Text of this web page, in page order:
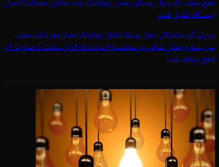
قطع موقت گاز چهار روستای بخش چهارتنگ ایذه به‌دلیل عملیات اتصال
ایستگاه تقلیل فشار
جریان گاز مشترکان چهار روستا شامل چهارتنگ علیا، چهارتنگ سفلی،
سربیشه و چلکی شالو، روز سه‌شنبه 6 مرداد 1405 از ساعت 5 صبح تا 14
قطع خواهد شد.